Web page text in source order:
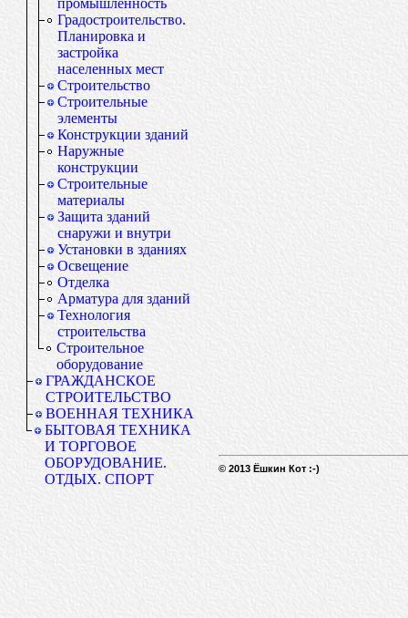
промышленность
Градостроительство.
Планировка и
застройка
населенных мест
Строительство
Строительные
элементы
Конструкции зданий
Наружные
конструкции
Строительные
материалы
Защита зданий
снаружи и внутри
Установки в зданиях
Освещение
Отделка
Арматура для зданий
Технология
строительства
Строительное
оборудование
ГРАЖДАНСКОЕ
СТРОИТЕЛЬСТВО
ВОЕННАЯ ТЕХНИКА
БЫТОВАЯ ТЕХНИКА
И ТОРГОВОЕ
ОБОРУДОВАНИЕ.
ОТДЫХ. СПОРТ
© 2013 Ёшкин Кот :-)